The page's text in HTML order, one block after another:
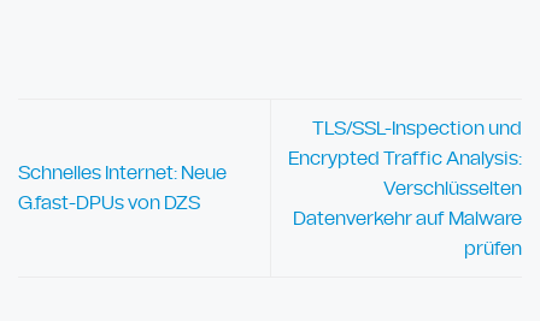
Schnelles Internet: Neue
G.fast-DPUs von DZS
TLS/SSL-Inspection und
Encrypted Traffic Analysis:
Verschlüsselten
Datenverkehr auf Malware
prüfen